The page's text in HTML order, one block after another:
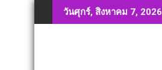
to
วันศุกร์, สิงหาคม 7, 2026